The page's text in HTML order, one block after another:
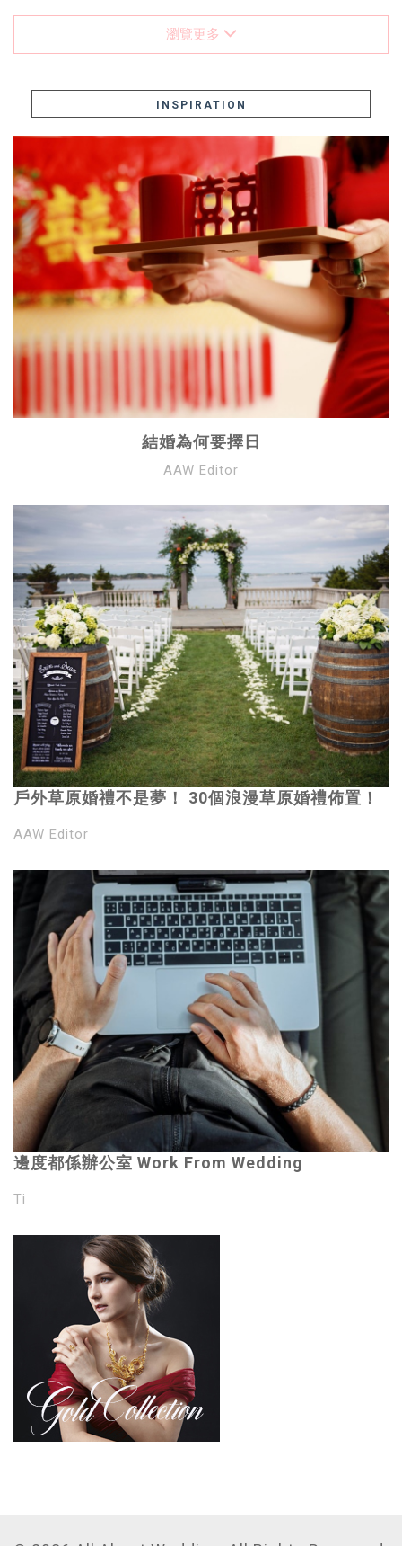
瀏覽更多
INSPIRATION
結婚為何要擇日
AAW Editor
戶外草原婚禮不是夢！ 30個浪漫草原婚禮佈置！
AAW Editor
邊度都係辦公室 Work From Wedding
Ti